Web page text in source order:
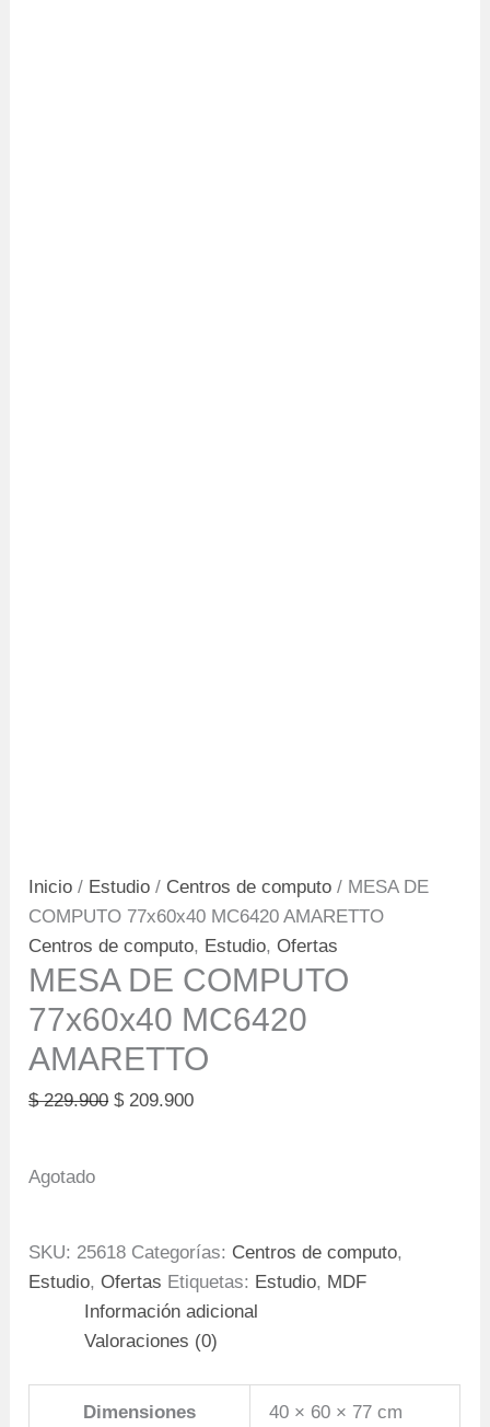
Inicio / Estudio / Centros de computo / MESA DE
COMPUTO 77x60x40 MC6420 AMARETTO
Centros de computo, Estudio,Ofertas
MESA DE COMPUTO
77x60x40 MC6420
AMARETTO
$229.900 Original
$209.900Current
Agotado
SKU: 25618 Categorías: Centros de computo,
Estudio,Ofertas Etiquetas: Estudio, MDF
Información adicional
Valoraciones (0)
Dimensiones 40 × 60 × 77 cm